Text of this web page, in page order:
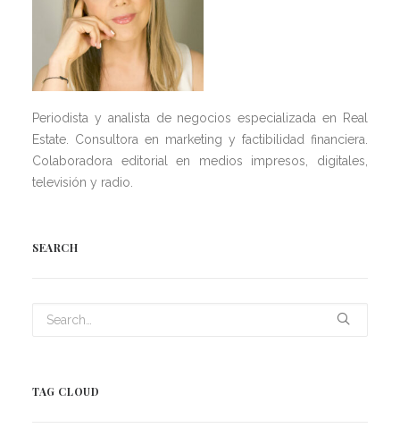
Periodista y analista de negocios especializada en Real
Estate. Consultora en marketing y factibilidad financiera.
Colaboradora editorial en medios impresos, digitales,
televisión y radio.
SEARCH
TAG CLOUD